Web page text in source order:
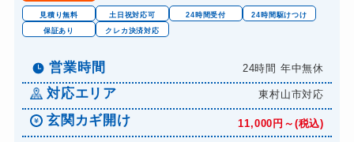
見積り無料 土日祝対応可 24時間受付
24時間駆けつけ
保証あり
クレカ決済対応
営業時間 24時間 年中無休
対応エリア 東村山市対応
玄関カギ開け 11,000円～(税込)